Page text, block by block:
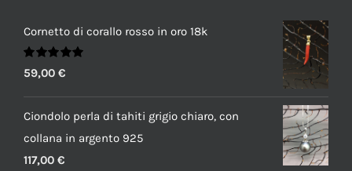
Cornetto di corallo rosso in oro 18k
Valutato
5.00 su 5
59,00 €
Ciondolo perla di tahiti grigio chiaro, con
collana in argento 925
117,00 €